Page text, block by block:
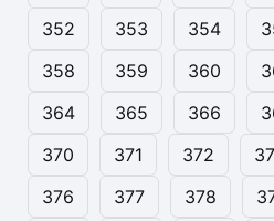
352
353 354
358
359 360
364
365 366
370
371 372
376
377 378